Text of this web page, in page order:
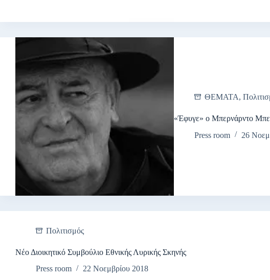
ΘΕΜΑΤΑ,
«Έφυγε» ο Μπερνάρντο
Press room
26
Πολιτισμός
Νέο Διοικητικό Συμβούλιο Εθνικής Λυρικής Σκηνής
Press room
22 Νοεμβρίου 2018